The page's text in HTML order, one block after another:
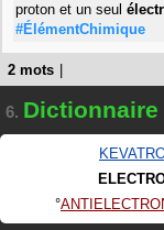
proton et un seul
#ÉlémentChimique
2 mots
6.